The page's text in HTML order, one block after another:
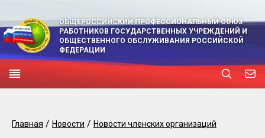
ОБЩЕРОССИЙСКИЙ ПРОФЕССИОНАЛЬНЫЙ СОЮЗ
РАБОТНИКОВ ГОСУДАРСТВЕННЫХ УЧРЕЖДЕНИЙ И
ОБЩЕСТВЕННОГО ОБСЛУЖИВАНИЯ РОССИЙСКОЙ
ФЕДЕРАЦИИ
Главная / Новости / Новости членских организаций